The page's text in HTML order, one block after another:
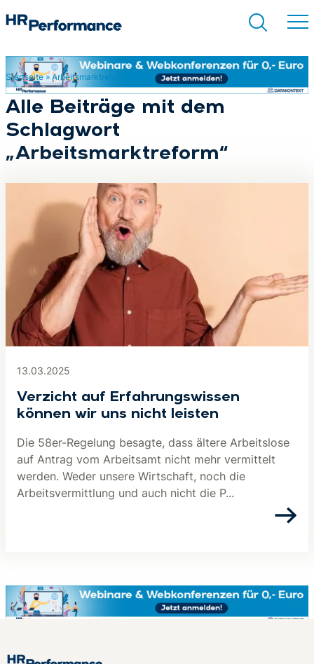
Suchen
Startseite» Arbeitsmarktreform
Alle Beiträge mit dem
Schlagwort
„Arbeitsmarktreform“
13.03.2025
Verzicht auf Erfahrungswissen
können wir uns nicht leisten
Die 58er-Regelung besagte, dass ältere Arbeitslose
auf Antrag vom Arbeitsamt nicht mehr vermittelt
werden. Weder unsere Wirtschaft, noch die
Arbeitsvermittlung und auch nicht die P...